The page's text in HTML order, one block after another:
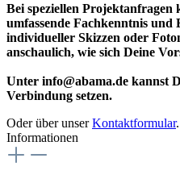
Bei speziellen Projektanfragen
umfassende Fachkenntnis
individueller Skizzen oder
anschaulich, wie sich Deine
Unter info@abama.de kannst
Verbindung setzen.
Oder über unserKontaktformular.
Informationen